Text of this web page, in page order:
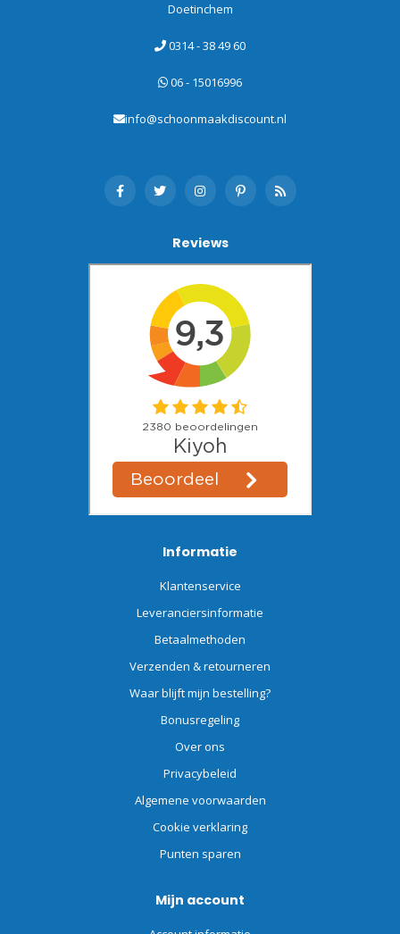
Doetinchem
0314 - 38 49 60
06 - 15016996
info@schoonmaakdiscount.nl
Reviews
Informatie
Klantenservice
Leveranciersinformatie
Betaalmethoden
Verzenden & retourneren
Waar blijft mijn bestelling?
Bonusregeling
Over ons
Privacybeleid
Algemene voorwaarden
Cookie verklaring
Punten sparen
Mijn account